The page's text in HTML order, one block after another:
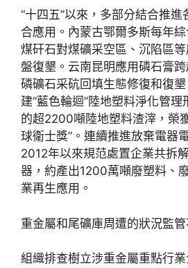
“十四五”以來，多部分結合推
合應用。內蒙古鄂爾多斯每年
煤矸石對煤礦采空區、沉陷區
盤復墾。云南昆明應用磷石膏
磷礦石采砊回填生態修復和復
建“藍色輪迴”陸地塑料淨化管
的超2200噸陸地塑料渣滓，榮
球衛士獎”。連續推進放棄電器
2012年以來規范處置企業共拆
器，約產出1200萬噸廢塑料、
業再生應用。
重金屬和尾礦庫周遭的狀況監
組織排查樹立涉重金屬重點行業